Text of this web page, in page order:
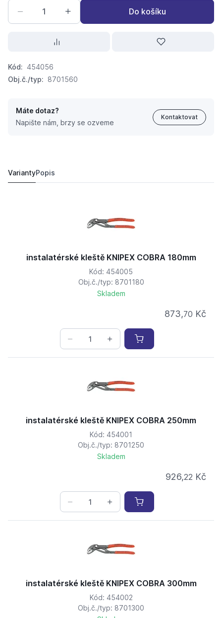
Do košíku
Kód: 454056
Obj.č./typ: 8701560
Máte dotaz?
Napište nám, brzy se ozveme
Kontaktovat
VariantyPopis
instalatérské kleště KNIPEX COBRA 180mm
Kód: 454005
Obj.č./typ: 8701180
Skladem
873,70 Kč
instalatérské kleště KNIPEX COBRA 250mm
Kód: 454001
Obj.č./typ: 8701250
Skladem
926,22 Kč
instalatérské kleště KNIPEX COBRA 300mm
Kód: 454002
Obj.č./typ: 8701300